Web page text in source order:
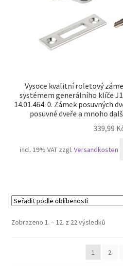
Vysoce kvalitní roletový
systémem generálního klíče
14.01.464-0. Zámek posuvných
posuvné dveře a mnoho
339,99
incl. 19% VAT zzgl.Versandkosten
Zobrazeno 1. – 12. z 22 výsledků
1
2